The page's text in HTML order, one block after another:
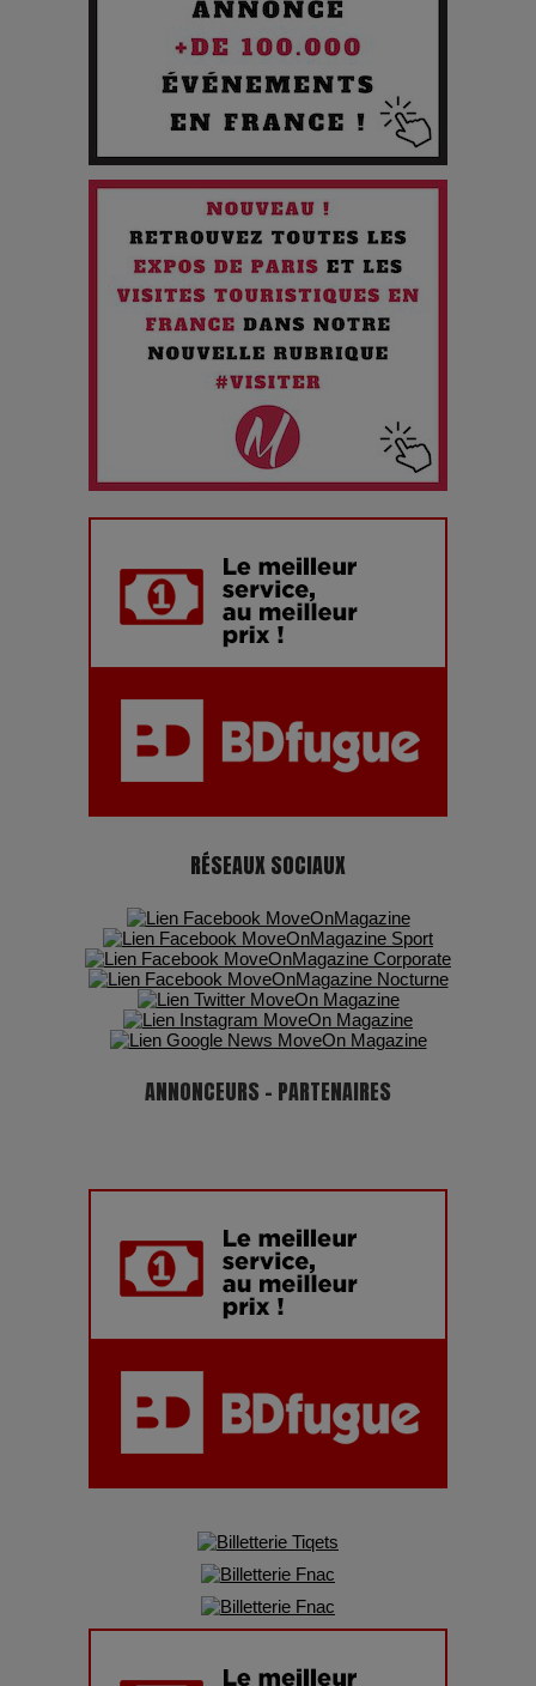
Les 3 meilleures destinations pour des vacances sportives
Quand l'Opéra Rencontre l'IA : Lola Volonakis, l'Artiste du
Paradoxe qui Chante le Futur
Chien 51 - Quand l’IA prend le pouvoir : une plongée dans un
futur troublant
Maïra Kerey, la “voix d’or du Kazakhstan”, célèbre ses 30
ans de carrière à la Salle Gaveau
Les dessous de la fast fashion : un désastre écologique en
Adieu Jean-Pat : rire au bord du précipice
Pharaonic Festival 2025 : 10 ans d’électro sous les
montagnes, une fête à ne pas manquer
RÉSEAUX SOCIAUX
ANNONCEURS - PARTENAIRES